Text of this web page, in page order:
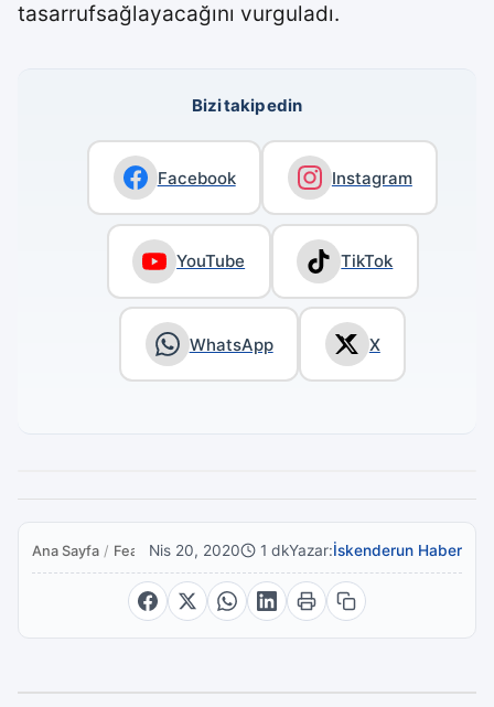
tasarrufsağlayacağını vurguladı.
Bizi takip edin
Facebook Instagram
YouTube TikTok
WhatsApp X
Ana Sayfa / FeaturedNis 20, 2020 1 dkYazar:İskenderun Haber